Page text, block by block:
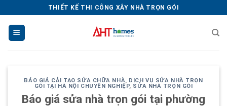
dung
THIẾT KẾ THI CÔNG XÂY NHÀ TRỌN GÓI
BÁO GIÁ CẢI TẠO SỬA CHỮA NHÀ, DỊCH VỤ SỬA NHÀ TRỌN
GÓI TẠI HÀ NỘI CHUYÊN NGHIỆP, SỬA NHÀ TRỌN GÓI
Báo giá sửa nhà trọn gói tại phường